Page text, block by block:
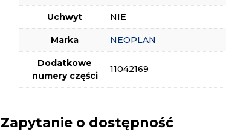
Uchwyt NIE
Marka NEOPLAN
Dodatkowe
numery części
11042169
Zapytanie o dostępność